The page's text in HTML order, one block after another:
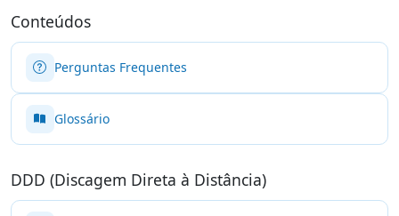
Conteúdos
Perguntas Frequentes
Glossário
DDD (Discagem Direta à Distância)